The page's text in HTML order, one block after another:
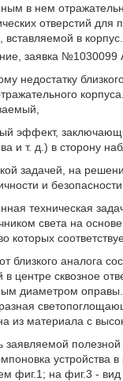
в нем
отверстий
вставляемой в
заявка
недостатку
эффект,
и т. д.) в сторону
задачей, на
и
техническая
света на
которых
близкого аналога
центре сквозное
диаметром оправы.
из материала с
заявляемой
устройства
фиг.1; на фиг.3 - вид